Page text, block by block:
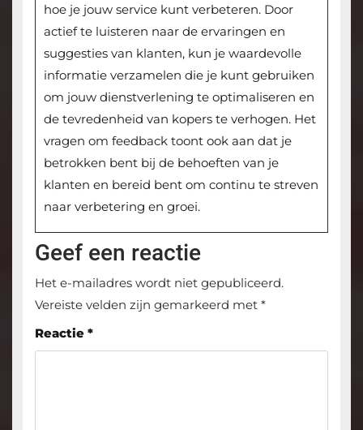
hoe je jouw service kunt verbeteren. Door
actief te luisteren naar de ervaringen en
suggesties van klanten, kun je waardevolle
informatie verzamelen die je kunt gebruiken
om jouw dienstverlening te optimaliseren en
de tevredenheid van kopers te verhogen. Het
vragen om feedback toont ook aan dat je
betrokken bent bij de behoeften van je
klanten en bereid bent om continu te streven
naar verbetering en groei.
Geef een reactie
Het e-mailadres wordt niet gepubliceerd.
Vereiste velden zijn gemarkeerd met *
Reactie *